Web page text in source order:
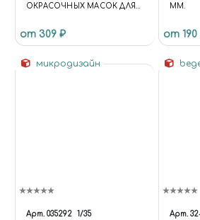
ОКРАСОЧНЫХ МАСОК ДЛЯ
от 309 ₽
ММ.
от 190
микродизайн
Арт. 035292 1/35 Арт.